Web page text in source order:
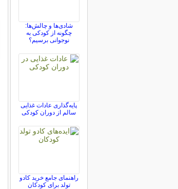
شادی‌ها و چالش‌ها:
چگونه از کودکی به
نوجوانی برسیم؟
پایه‌گذاری عادات غذایی
سالم از دوران کودکی
راهنمای جامع خرید کادو
تولد برای کودکان